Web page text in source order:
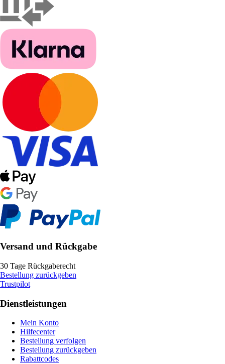
Versand und Rückgabe
30 Tage Rückgaberecht
Bestellung zurückgeben
Trustpilot
Dienstleistungen
Mein Konto
Hilfecenter
Bestellung verfolgen
Bestellung zurückgeben
Rabattcodes